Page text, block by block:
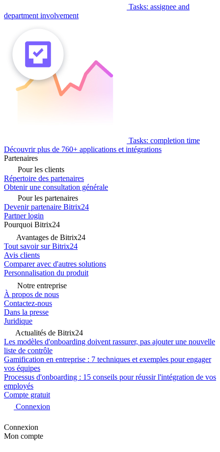
Tasks: assignee and
department involvement
Tasks: completion time
Découvrir plus de 760+ applications et intégrations
Partenaires
Pour les clients
Répertoire des partenaires
Obtenir une consultation générale
Pour les partenaires
Devenir partenaire Bitrix24
Partner login
Pourquoi Bitrix24
Avantages de Bitrix24
Tout savoir sur Bitrix24
Avis clients
Comparer avec d'autres solutions
Personnalisation du produit
Notre entreprise
À propos de nous
Contactez-nous
Dans la presse
Juridique
Actualités de Bitrix24
Les modèles d'onboarding doivent rassurer, pas ajouter une nouvelle
liste de contrôle
Gamification en entreprise : 7 techniques et exemples pour engager
vos équipes
Processus d'onboarding : 15 conseils pour réussir l'intégration de vos
employés
Compte gratuit
Connexion
Connexion
Mon compte